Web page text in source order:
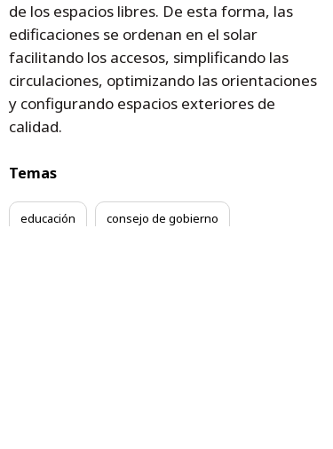
de los espacios libres. De esta forma, las
edificaciones se ordenan en el solar
facilitando los accesos, simplificando las
circulaciones, optimizando las orientaciones
y configurando espacios exteriores de
calidad.
Temas
educación consejo de gobierno